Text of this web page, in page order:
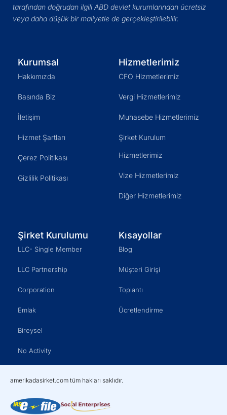
tarafından doğrudan ilgili ABD devlet kurumlarından ücretsiz
veya daha düşük bir maliyetle de gerçekleştirilebilir.
Kurumsal
Hakkımızda
Basında Biz
İletişim
Hizmet Şartları
Çerez Politikası
Gizlilik Politikası
Hizmetlerimiz
CFO Hizmetlerimiz
Vergi Hizmetlerimiz
Muhasebe Hizmetlerimiz
Şirket Kurulum
Hizmetlerimiz
Vize Hizmetlerimiz
Diğer Hizmetlerimiz
Şirket Kurulumu
LLC- Single Member
LLC Partnership
Corporation
Emlak
Bireysel
No Activity
Kısayollar
Blog
Müşteri Girişi
Toplantı
Ücretlendirme
amerikadasirket.com tüm hakları saklıdır.